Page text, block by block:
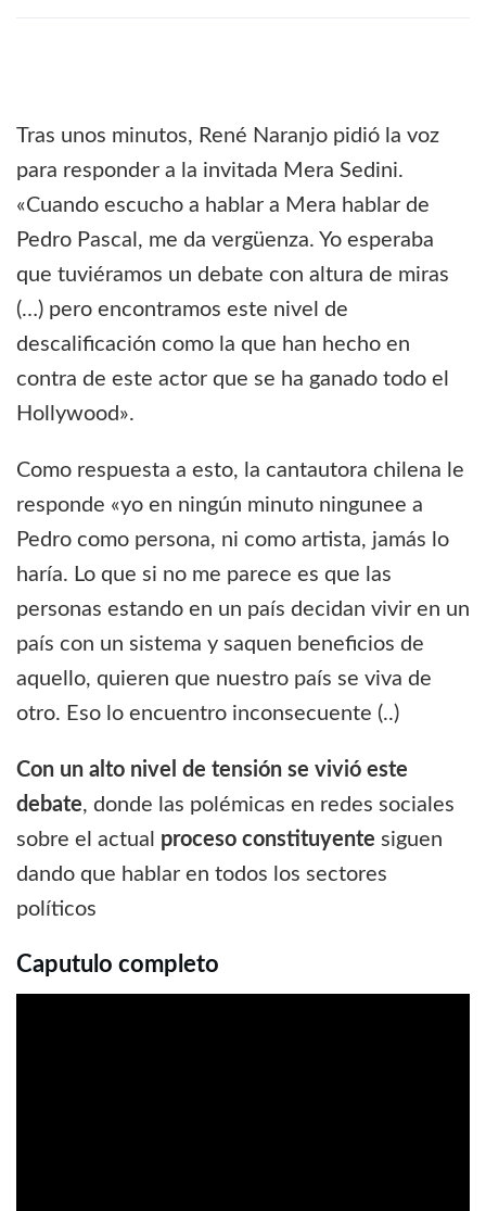
Tras unos minutos, René Naranjo pidió la voz
para responder a la invitada Mera Sedini.
«Cuando escucho a hablar a Mera hablar de
Pedro Pascal, me da vergüenza. Yo esperaba
que tuviéramos un debate con altura de miras
(…) pero encontramos este nivel de
descalificación como la que han hecho en
contra de este actor que se ha ganado todo el
Hollywood».
Como respuesta a esto, la cantautora chilena le
responde «yo en ningún minuto ningunee a
Pedro como persona, ni como artista, jamás lo
haría. Lo que si no me parece es que las
personas estando en un país decidan vivir en un
país con un sistema y saquen beneficios de
aquello, quieren que nuestro país se viva de
otro. Eso lo encuentro inconsecuente (..)
Con un alto nivel de tensión se vivió este
debate, donde las polémicas en redes sociales
sobre el actual proceso constituyente siguen
dando que hablar en todos los sectores
políticos
Caputulo completo